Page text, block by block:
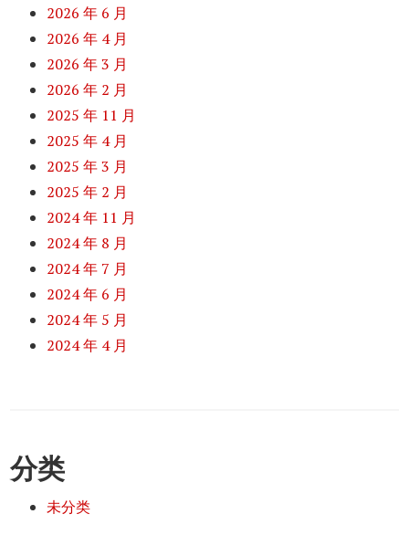
2026 年 6 月
2026 年 4 月
2026 年 3 月
2026 年 2 月
2025 年 11 月
2025 年 4 月
2025 年 3 月
2025 年 2 月
2024 年 11 月
2024 年 8 月
2024 年 7 月
2024 年 6 月
2024 年 5 月
2024 年 4 月
分类
未分类